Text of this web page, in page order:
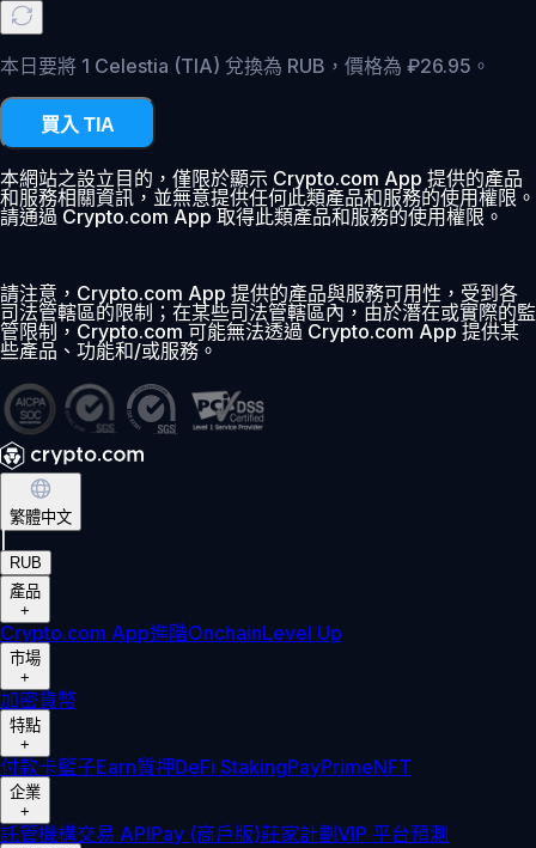
本日要將 1 Celestia (TIA) 兌換為 RUB，價格為 ₽26.95。
買入 TIA
本網站之設立目的，僅限於顯示 Crypto.com App 提供的產品
和服務相關資訊，並無意提供任何此類產品和服務的使用權限。
請通過 Crypto.com App 取得此類產品和服務的使用權限。
請注意，Crypto.com App 提供的產品與服務可用性，受到各
司法管轄區的限制；在某些司法管轄區內，由於潛在或實際的監
管限制，Crypto.com 可能無法透過 Crypto.com App 提供某
些產品、功能和/或服務。
繁體中文
RUB
產品
+
Crypto.com App進階OnchainLevel Up
市場
+
加密貨幣
特點
+
付款卡籃子Earn質押DeFi StakingPayPrimeNFT
企業
+
託管機構交易 APIPay (商戶版)莊家計劃VIP 平台預測